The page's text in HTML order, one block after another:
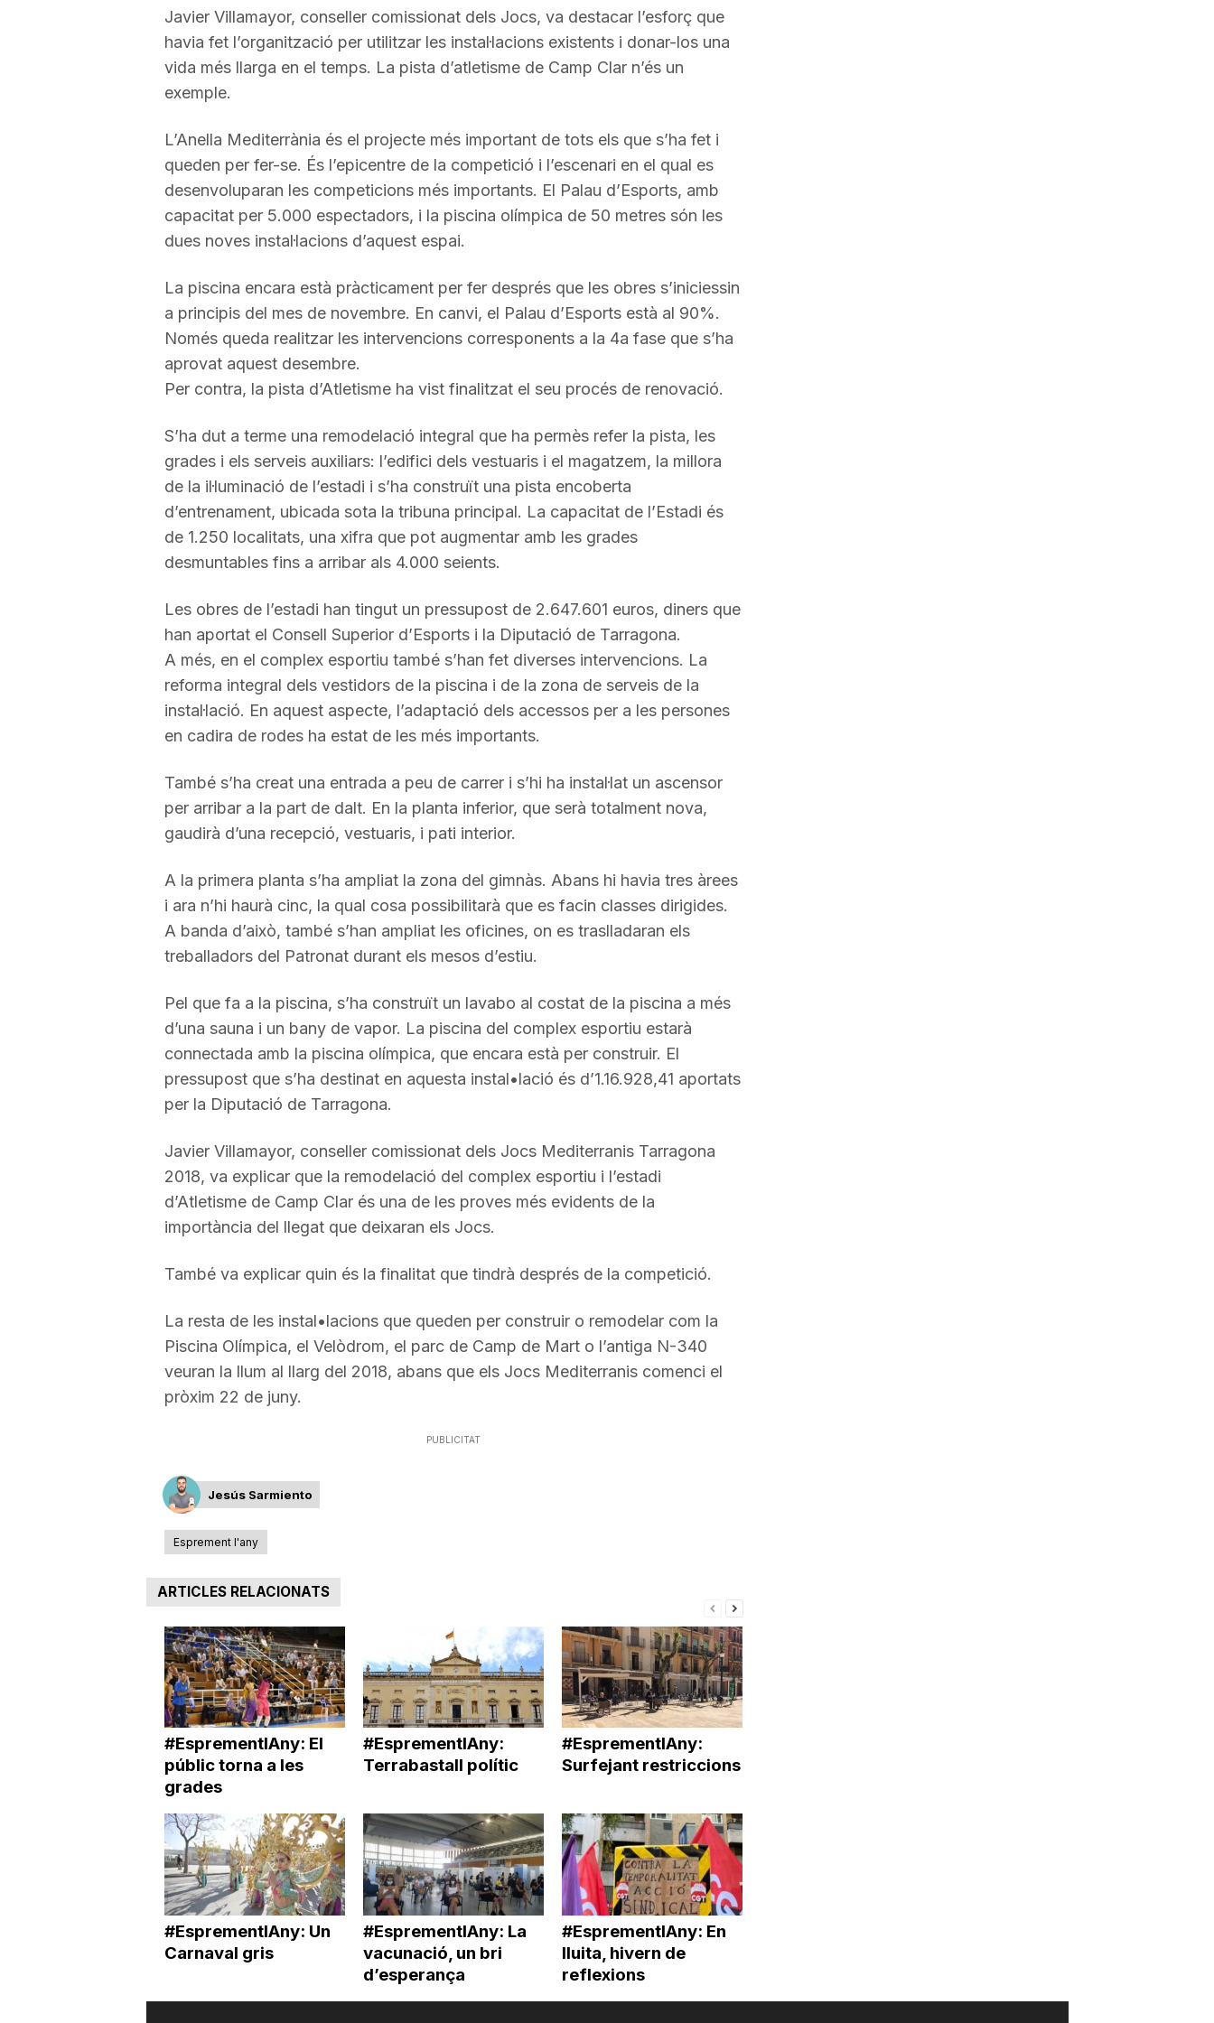
a
Javier Villamayor, conseller comissionat dels Jocs, va destacar l’esforç que
havia fet l’organització per utilitzar les instal·lacions existents i donar-los una
vida més llarga en el temps. La pista d’atletisme de Camp Clar n’és un
exemple.
L’Anella Mediterrània és el projecte més important de tots els que s’ha fet i
queden per fer-se. És l’epicentre de la competició i l’escenari en el qual es
desenvoluparan les competicions més importants. El Palau d’Esports, amb
capacitat per 5.000 espectadors, i la piscina olímpica de 50 metres són les
dues noves instal·lacions d’aquest espai.
La piscina encara està pràcticament per fer després que les obres s’iniciessin
a principis del mes de novembre. En canvi, el Palau d’Esports està al 90%.
Només queda realitzar les intervencions corresponents a la 4a fase que s’ha
aprovat aquest desembre.
Per contra, la pista d’Atletisme ha vist finalitzat el seu procés de renovació.
S’ha dut a terme una remodelació integral que ha permès refer la pista, les
grades i els serveis auxiliars: l’edifici dels vestuaris i el magatzem, la millora
de la il·luminació de l’estadi i s’ha construït una pista encoberta
d’entrenament, ubicada sota la tribuna principal. La capacitat de l’Estadi és
de 1.250 localitats, una xifra que pot augmentar amb les grades
desmuntables fins a arribar als 4.000 seients.
Les obres de l’estadi han tingut un pressupost de 2.647.601 euros, diners que
han aportat el Consell Superior d’Esports i la Diputació de Tarragona.
A més, en el complex esportiu també s’han fet diverses intervencions. La
reforma integral dels vestidors de la piscina i de la zona de serveis de la
instal·lació. En aquest aspecte, l’adaptació dels accessos per a les persones
en cadira de rodes ha estat de les més importants.
També s’ha creat una entrada a peu de carrer i s’hi ha instal·lat un ascensor
per arribar a la part de dalt. En la planta inferior, que serà totalment nova,
gaudirà d’una recepció, vestuaris, i pati interior.
A la primera planta s’ha ampliat la zona del gimnàs. Abans hi havia tres àrees
i ara n’hi haurà cinc, la qual cosa possibilitarà que es facin classes dirigides.
A banda d’això, també s’han ampliat les oficines, on es traslladaran els
treballadors del Patronat durant els mesos d’estiu.
Pel que fa a la piscina, s’ha construït un lavabo al costat de la piscina a més
d’una sauna i un bany de vapor. La piscina del complex esportiu estarà
connectada amb la piscina olímpica, que encara està per construir. El
pressupost que s’ha destinat en aquesta instal•lació és d’1.16.928,41 aportats
per la Diputació de Tarragona.
Javier Villamayor, conseller comissionat dels Jocs Mediterranis Tarragona
2018, va explicar que la remodelació del complex esportiu i l’estadi
d’Atletisme de Camp Clar és una de les proves més evidents de la
importància del llegat que deixaran els Jocs.
També va explicar quin és la finalitat que tindrà després de la competició.
La resta de les instal•lacions que queden per construir o remodelar com la
Piscina Olímpica, el Velòdrom, el parc de Camp de Mart o l’antiga N-340
veuran la llum al llarg del 2018, abans que els Jocs Mediterranis comenci el
pròxim 22 de juny.
PUBLICITAT
Jesús Sarmiento
Esprement l'any
ARTICLES RELACIONATS
#EsprementlAny: El
públic torna a les
grades
#EsprementlAny:
Terrabastall polític
#EsprementlAny:
Surfejant restriccions
#EsprementlAny: Un
Carnaval gris
#EsprementlAny: La
vacunació, un bri
d’esperança
#EsprementlAny: En
lluita, hivern de
reflexions